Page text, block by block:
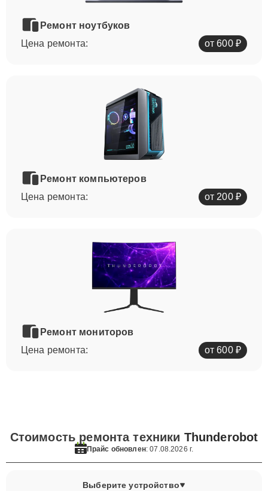
Ремонт ноутбуков
Цена ремонта:
от 600 ₽
Ремонт компьютеров
Цена ремонта:
от 200 ₽
Ремонт мониторов
Цена ремонта:
от 600 ₽
Стоимость ремонта техники Thunderobot
Прайс обновлен: 07.08.2026 г.
Выберите устройство